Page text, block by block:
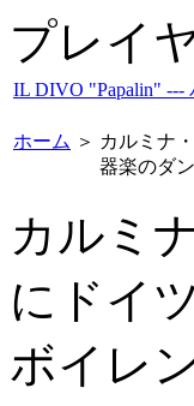
プレイ
IL DIVO "Papalin" ---
ホーム ＞ カルミナ
器楽のダ
カルミ
にドイ
ボイレ